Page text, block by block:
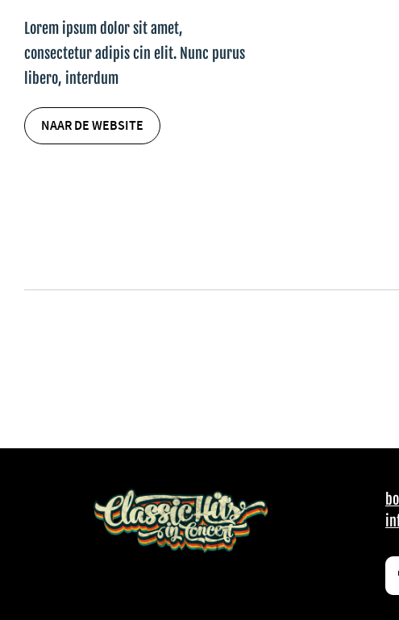
Lorem ipsum dolor sit amet,
consectetur adipis cin elit. Nunc purus
libero, interdum
NAAR DE WEBSITE